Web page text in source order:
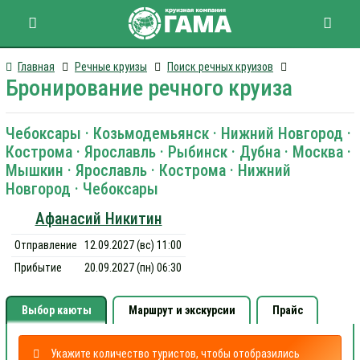
Главная Речные круизы Поиск речных круизов
Бронирование речного круиза
Чебоксары · Козьмодемьянск · Нижний Новгород ·
Кострома · Ярославль · Рыбинск · Дубна · Москва ·
Мышкин · Ярославль · Кострома · Нижний
Новгород · Чебоксары
Афанасий Никитин
Отправление
12.09.2027 (вс) 11:00
Прибытие
20.09.2027 (пн) 06:30
Выбор каюты Маршрут и экскурсии Прайс
Укажите количество туристов, чтобы отобразились